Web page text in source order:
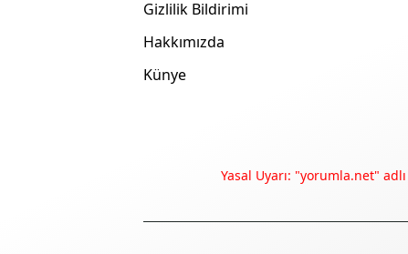
Gizlilik Bildirimi
Hakkımızda
Künye
Yasal Uyarı: "yorumla.net"